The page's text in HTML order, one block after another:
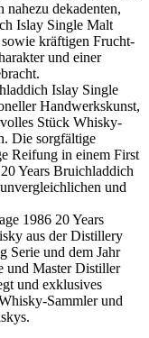
nahezu dekadenten,
Islay Single Malt
kräftigen Frucht-
und einer
Islay Single
Handwerkskunst,
Stück Whisky-
Die sorgfältige
Reifung in einem First
Years Bruichladdich
und
1986 20 Years
aus der Distillery
Serie und dem Jahr
und Master Distiller
und exklusives
Sammler und